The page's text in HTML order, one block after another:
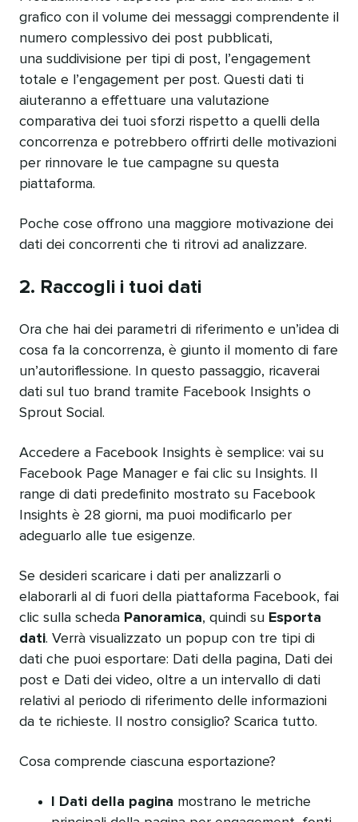
grafico con il volume dei messaggi comprendente il
numero complessivo dei post pubblicati,
una suddivisione per tipi di post, l’engagement
totale e l’engagement per post. Questi dati ti
aiuteranno a effettuare una valutazione
comparativa dei tuoi sforzi rispetto a quelli della
concorrenza e potrebbero offrirti delle motivazioni
per rinnovare le tue campagne su questa
piattaforma.
Poche cose offrono una maggiore motivazione dei
dati dei concorrenti che ti ritrovi ad analizzare.
2. Raccogli i tuoi dati
Ora che hai dei parametri di riferimento e un’idea di
cosa fa la concorrenza, è giunto il momento di fare
un’autoriflessione. In questo passaggio, ricaverai
dati sul tuo brand tramite Facebook Insights o
Sprout Social.
Accedere a Facebook Insights è semplice: vai su
Facebook Page Manager e fai clic su Insights. Il
range di dati predefinito mostrato su Facebook
Insights è 28 giorni, ma puoi modificarlo per
adeguarlo alle tue esigenze.
Se desideri scaricare i dati per analizzarli o
elaborarli al di fuori della piattaforma Facebook, fai
clic sulla scheda Panoramica, quindi su Esporta
dati. Verrà visualizzato un popup con tre tipi di
dati che puoi esportare: Dati della pagina, Dati dei
post e Dati dei video, oltre a un intervallo di dati
relativi al periodo di riferimento delle informazioni
da te richieste. Il nostro consiglio? Scarica tutto.
Cosa comprende ciascuna esportazione?
I Dati della pagina mostrano le metriche